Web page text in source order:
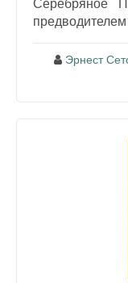
Серебряное
Эрнест